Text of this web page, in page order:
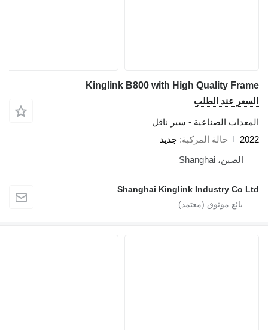
Kinglink B800 with High Quality Frame
السعر عند الطلب
المعدات الصناعية - سير ناقل
2022
حالة المركبة جديد
الصين، Shanghai
Shanghai Kinglink Industry Co Ltd